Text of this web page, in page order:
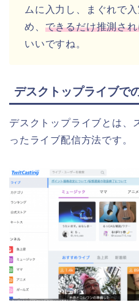
ムに入力し、まぐれで
め、 できるだけ推測さ
いいですね。
デスクトップライブで
デスクトップライブとは、
ったライブ配信方法です。